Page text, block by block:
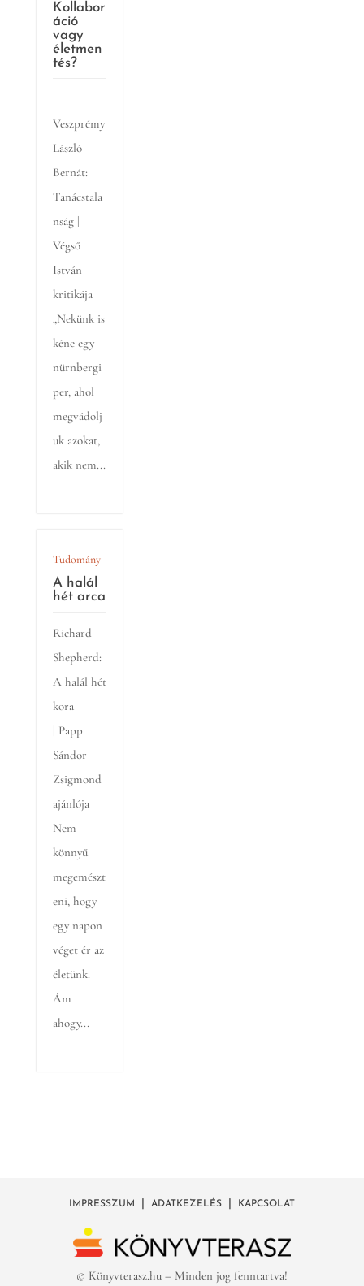
Kollabor
áció
vagy
életmen
tés?
Veszprémy
László
Bernát:
Tanácstala
nság |
Végső
István
kritikája
„Nekünk is
kéne egy
nürnbergi
per, ahol
megvádolj
uk azokat,
akik nem...
Tudomány
A halál
hét arca
Richard
Shepherd:
A halál hét
kora
| Papp
Sándor
Zsigmond
ajánlója
Nem
könnyű
megemészt
eni, hogy
egy napon
véget ér az
életünk.
Ám
ahogy...
IMPRESSZUM ADATKEZELÉS| KAPCSOLAT
© Könyvterasz.hu – Minden jog fenntartva!